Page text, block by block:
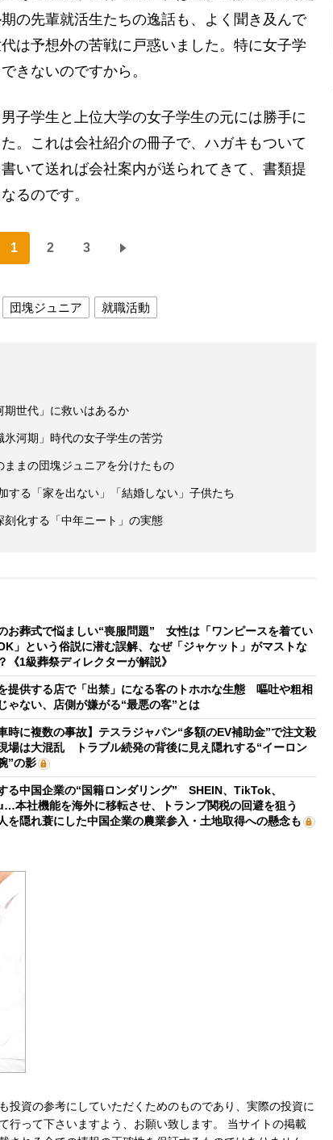
の先輩就活生たちの逸話も、よく聞き及んで
は予想外の苦戦に戸惑いました。特に女子学
きないのですから。
子学生と上位大学の女子学生の元には勝手に
。これは会社紹介の冊子で、ハガキもついて
いて送れば会社案内が送られてきて、書類提
るのです。
1 2 3
団塊ジュニア 就職活動
世代」に救いはあるか
河期」時代の女子学生の苦労
まの団塊ジュニアを分けたもの
る「家を出ない」「結婚しない」子供たち
化する「中年ニート」の実態
お葬式で悩ましい“喪服問題” 女性は「ワンピースを着てい
」という俗説に潜む誤解、なぜ「ジャケット」がマストな
《1級葬祭ディレクターが解説》
提供する店で「出禁」になる客のトホホな生態 嘔吐や粗相
ゃない、店側が嫌がる“最悪の客”とは
車時に複数の事故】テスラジャパン“多額のEV補助金”で注文殺
場は大混乱 トラブル続発の背後に見え隠れする“イーロン
”の影
る中国企業の“国籍ロンダリング” SHEIN、TikTok、
本社機能を海外に移転させ、トランプ関税の回避を狙う
を隠れ蓑にした中国企業の農業参入・土地取得への懸念も
投資の参考にしていただくためのものであり、実際の投資に
行って下さいますよう、お願い致します。 当サイトの掲載